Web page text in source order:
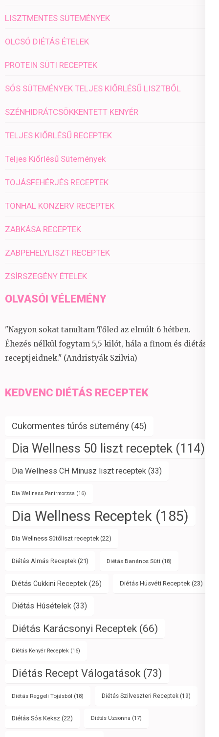
LISZTMENTES SÜTEMÉNYEK
OLCSÓ DIÉTÁS ÉTELEK
PROTEIN SÜTI RECEPTEK
SÓS SÜTEMÉNYEK TELJES KIŐRLÉSŰ LISZTBŐL
SZÉNHIDRÁTCSÖKKENTETT KENYÉR
TELJES KIŐRLÉSŰ RECEPTEK
Teljes Kiőrlésű Sütemények
TOJÁSFEHÉRJÉS RECEPTEK
TONHAL KONZERV RECEPTEK
ZABKÁSA RECEPTEK
ZABPEHELYLISZT RECEPTEK
ZSÍRSZEGÉNY ÉTELEK
OLVASÓI VÉLEMÉNY
"Nagyon sokat tanultam Tőled az elmúlt 6 hétben.
Éhezés nélkül fogytam 5,5 kilót, hála a finom és diétás
receptjeidnek." (Andristyák Szilvia)
KEDVENC DIÉTÁS RECEPTEK
Cukormentes túrós sütemény (45)
Dia Wellness 50 liszt receptek (114)
Dia Wellness CH Minusz liszt receptek (33)
Dia Wellness Panírmorzsa (16)
Dia Wellness Receptek (185)
Dia Wellness Sütőliszt receptek (22)
Diétás Almás Receptek (21) Diétás Banános Süti (18)
Diétás Cukkini Receptek (26) Diétás Húsvéti Receptek (23)
Diétás Húsételek (33)
Diétás Karácsonyi Receptek (66)
Diétás Kenyér Receptek (16)
Diétás Recept Válogatások (73)
Diétás Reggeli Tojásból (18) Diétás Szilveszteri Receptek (19)
Diétás Sós Keksz (22) Diétás Uzsonna (17)